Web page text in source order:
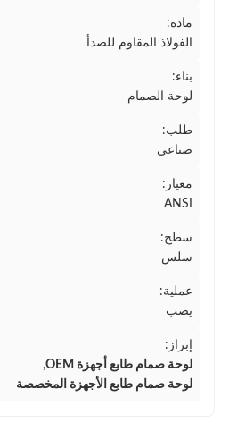
مادة:
الفولاذ المقاوم للصدأ
بناء:
لوحة الصمام
طلب:
صناعي
معيار:
ANSI
سطح:
سلس
عملية:
يصب
إبراز:
لوحة صمام طابع أجهزة OEM
,
لوحة صمام طابع الأجهزة المخصصة